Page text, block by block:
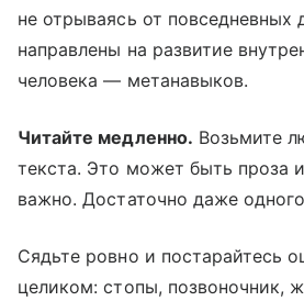
не отрываясь от повседневных
направлены на развитие
человека — метанавыков.
Читайте медленно. Возьмите
текста. Это может быть проза
важно. Достаточно даже
Сядьте ровно и постарайтесь
целиком: стопы, позвоночник,